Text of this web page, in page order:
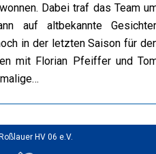
Dabei traf das Team
auf altbekannte
in der letzten Saison für
mit Florian Pfeiffer und
HV 06 e.V.